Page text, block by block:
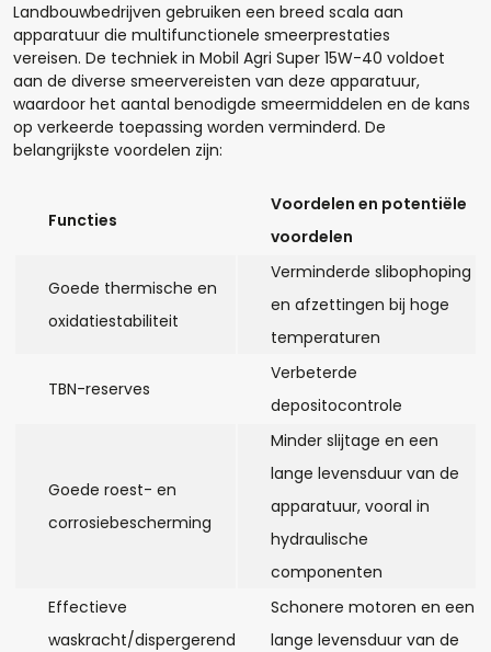
Landbouwbedrijven gebruiken een breed scala aan
apparatuur die multifunctionele smeerprestaties
vereisen. De techniek in Mobil Agri Super 15W-40 voldoet
aan de diverse smeervereisten van deze apparatuur,
waardoor het aantal benodigde smeermiddelen en de kans
op verkeerde toepassing worden verminderd. De
belangrijkste voordelen zijn:
Functies
Voordelen en potentiële
voordelen
Goede thermische en
oxidatiestabiliteit
Verminderde slibophoping
en afzettingen bij hoge
temperaturen
TBN-reserves
Verbeterde
depositocontrole
Goede roest- en
corrosiebescherming
Minder slijtage en een
lange levensduur van de
apparatuur, vooral in
hydraulische
componenten
Effectieve
waskracht/dispergerend
Schonere motoren en een
lange levensduur van de
Hoeveel liter*:
Aantal
- +
Naam*